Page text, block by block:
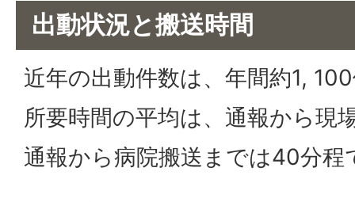
出動状況と搬送時間
近年の出動件数は、年間約1,
所要時間の平均は、通報から現
通報から病院搬送までは40分程